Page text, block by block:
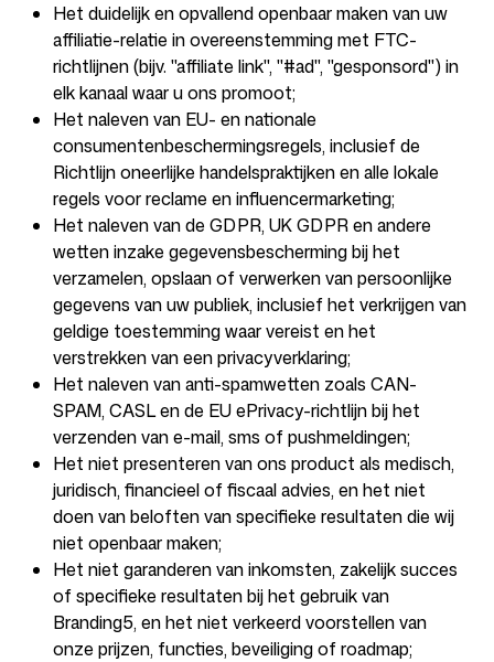
Het duidelijk en opvallend openbaar maken van uw
affiliatie-relatie in overeenstemming met FTC-
richtlijnen (bijv. "affiliate link", "#ad", "gesponsord") in
elk kanaal waar u ons promoot;
Het naleven van EU- en nationale
consumentenbeschermingsregels, inclusief de
Richtlijn oneerlijke handelspraktijken en alle lokale
regels voor reclame en influencermarketing;
Het naleven van de GDPR, UK GDPR en andere
wetten inzake gegevensbescherming bij het
verzamelen, opslaan of verwerken van persoonlijke
gegevens van uw publiek, inclusief het verkrijgen van
geldige toestemming waar vereist en het
verstrekken van een privacyverklaring;
Het naleven van anti-spamwetten zoals CAN-
SPAM, CASL en de EU ePrivacy-richtlijn bij het
verzenden van e-mail, sms of pushmeldingen;
Het niet presenteren van ons product als medisch,
juridisch, financieel of fiscaal advies, en het niet
doen van beloften van specifieke resultaten die wij
niet openbaar maken;
Het niet garanderen van inkomsten, zakelijk succes
of specifieke resultaten bij het gebruik van
Branding5, en het niet verkeerd voorstellen van
onze prijzen, functies, beveiliging of roadmap;